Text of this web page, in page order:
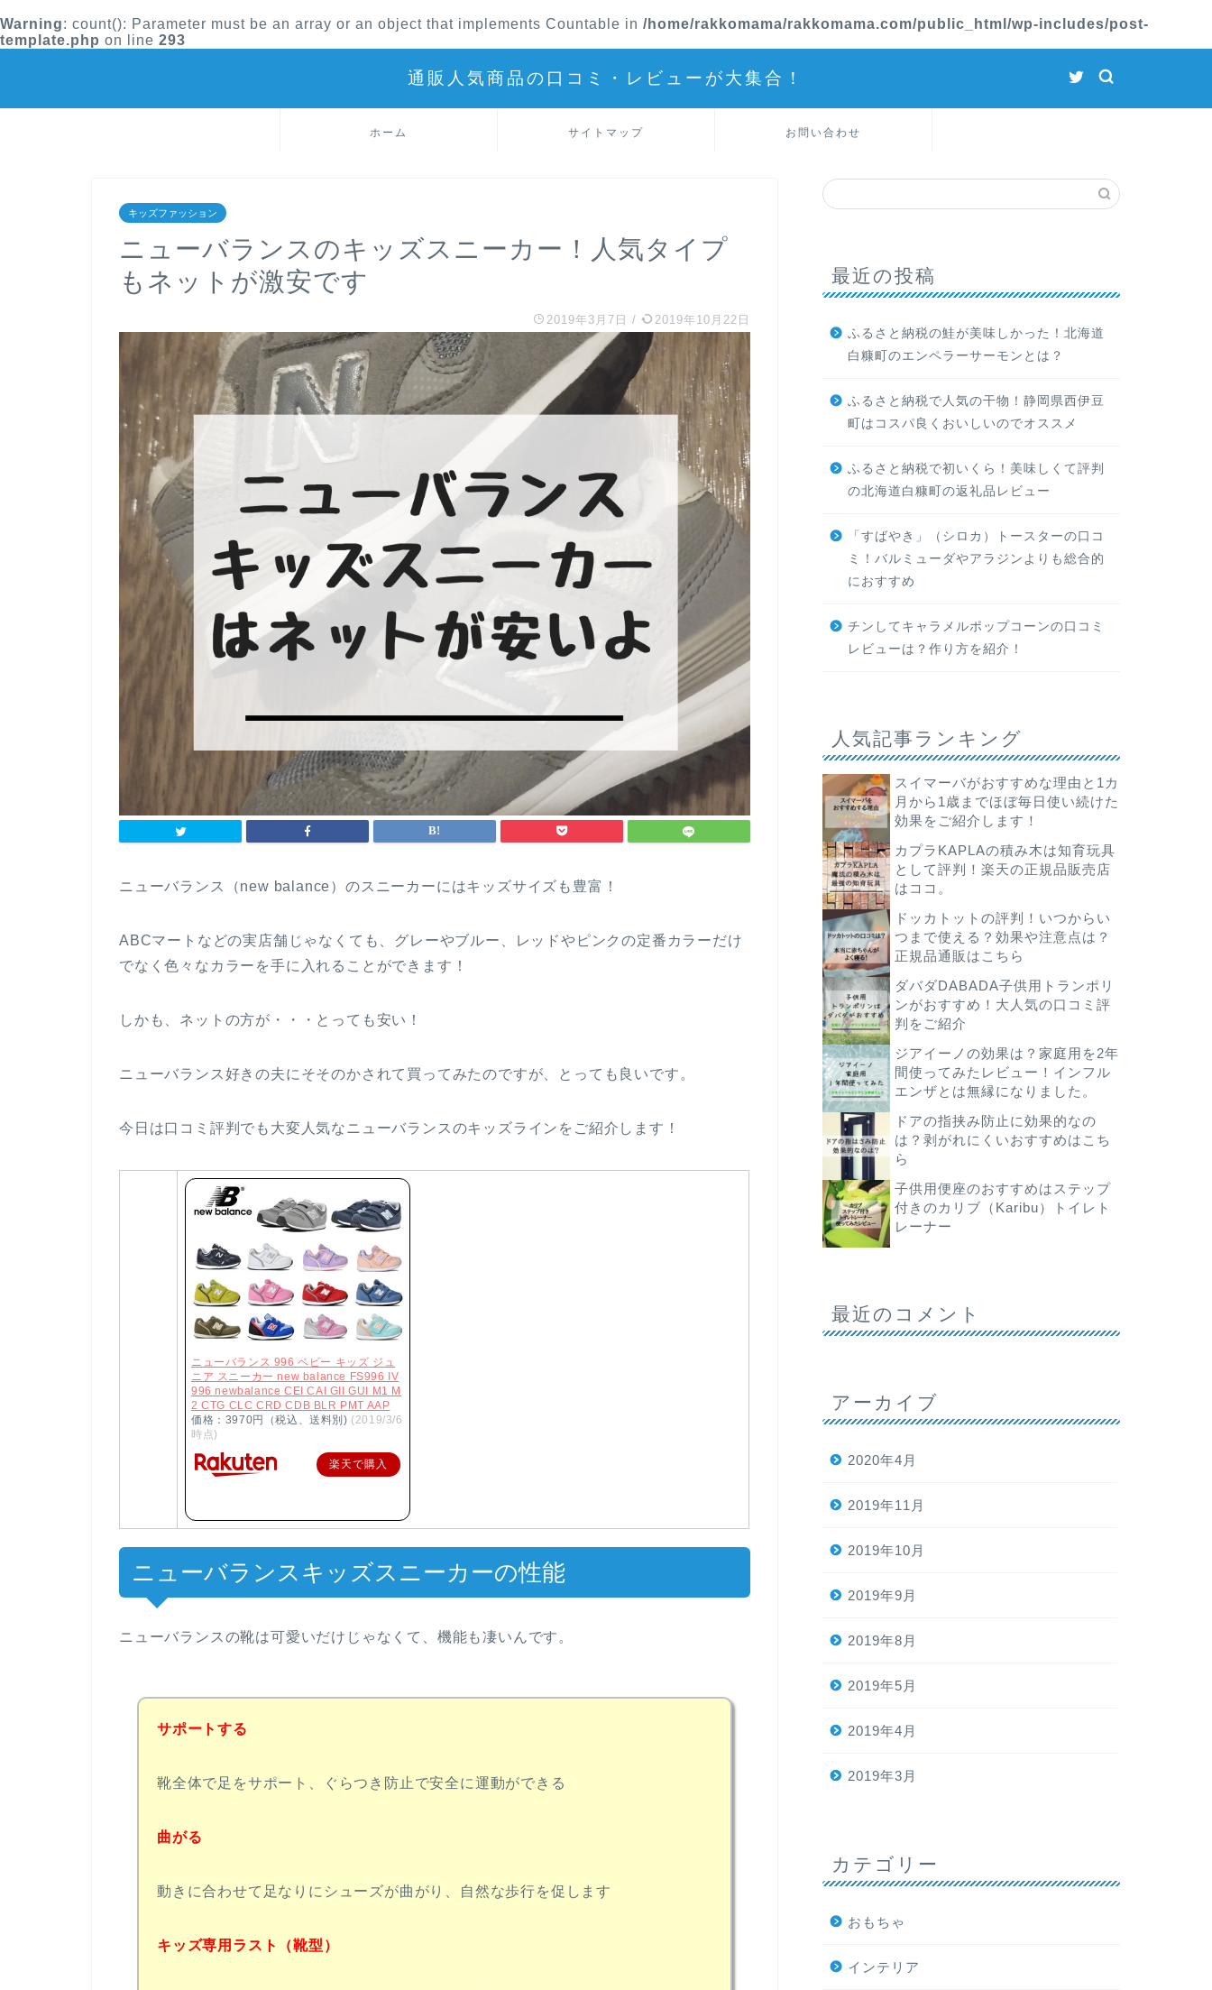
Warning: count(): Parameter must be an array or an object that implements Countable in /home/rakkomama/rakkomama.com/public_html/wp-includes/post-
template.php on line 293
通販人気商品の口コミ・レビューが大集合！
ホーム サイトマップ お問い合わせ
キッズファッション
ニューバランスのキッズスニーカー！人気タイプ
もネットが激安です
2019年3月7日 / 2019年10月22日
ニューバランス（new balance）のスニーカーにはキッズサイズも豊富！
ABCマートなどの実店舗じゃなくても、グレーやブルー、レッドやピンクの定番カラーだけ
でなく色々なカラーを手に入れることができます！
しかも、ネットの方が・・・とっても安い！
ニューバランス好きの夫にそそのかされて買ってみたのですが、とっても良いです。
今日は口コミ評判でも大変人気なニューバランスのキッズラインをご紹介します！
ニューバランス 996 ベビー キッズ ジュ
ニア スニーカー new balance FS996 IV
996 newbalance CEI CAI GII GUI M1 M
2 CTG CLC CRD CDB BLR PMT AAP
価格：3970円（税込、送料別) (2019/3/6
時点)
楽天で購入
ニューバランスキッズスニーカーの性能
ニューバランスの靴は可愛いだけじゃなくて、機能も凄いんです。
サポートする
靴全体で足をサポート、ぐらつき防止で安全に運動ができる
曲がる
動きに合わせて足なりにシューズが曲がり、自然な歩行を促します
キッズ専用ラスト（靴型）
最近の投稿
ふるさと納税の鮭が美味しかった！北海道
白糠町のエンペラーサーモンとは？
ふるさと納税で人気の干物！静岡県西伊豆
町はコスパ良くおいしいのでオススメ
ふるさと納税で初いくら！美味しくて評判
の北海道白糠町の返礼品レビュー
「すばやき」（シロカ）トースターの口コ
ミ！バルミューダやアラジンよりも総合的
におすすめ
チンしてキャラメルポップコーンの口コミ
レビューは？作り方を紹介！
人気記事ランキング
スイマーバがおすすめな理由と1カ
月から1歳までほぼ毎日使い続けた
効果をご紹介します！
カプラKAPLAの積み木は知育玩具
として評判！楽天の正規品販売店
はココ。
ドッカトットの評判！いつからい
つまで使える？効果や注意点は？
正規品通販はこちら
ダバダDABADA子供用トランポリ
ンがおすすめ！大人気の口コミ評
判をご紹介
ジアイーノの効果は？家庭用を2年
間使ってみたレビュー！インフル
エンザとは無縁になりました。
ドアの指挟み防止に効果的なの
は？剥がれにくいおすすめはこち
ら
子供用便座のおすすめはステップ
付きのカリブ（Karibu）トイレト
レーナー
最近のコメント
アーカイブ
2020年4月
2019年11月
2019年10月
2019年9月
2019年8月
2019年5月
2019年4月
2019年3月
カテゴリー
おもちゃ
インテリア